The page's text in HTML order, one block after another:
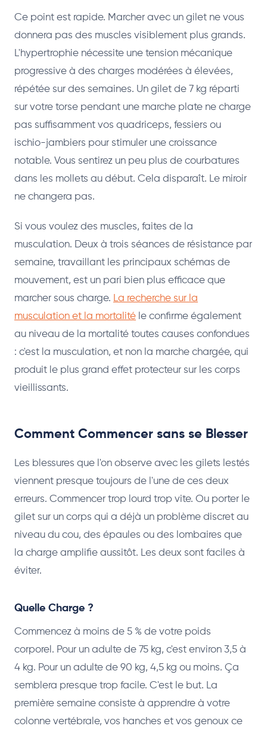
Ce point est rapide. Marcher avec un gilet ne vous
donnera pas des muscles visiblement plus grands.
L'hypertrophie nécessite une tension mécanique
progressive à des charges modérées à élevées,
répétée sur des semaines. Un gilet de 7 kg réparti
sur votre torse pendant une marche plate ne charge
pas suffisamment vos quadriceps, fessiers ou
ischio-jambiers pour stimuler une croissance
notable. Vous sentirez un peu plus de courbatures
dans les mollets au début. Cela disparaît. Le miroir
ne changera pas.
Si vous voulez des muscles, faites de la
musculation. Deux à trois séances de résistance par
semaine, travaillant les principaux schémas de
mouvement, est un pari bien plus efficace que
marcher sous charge. La recherche sur la
musculation et la mortalité le confirme également
au niveau de la mortalité toutes causes confondues
: c'est la musculation, et non la marche chargée, qui
produit le plus grand effet protecteur sur les corps
vieillissants.
Comment Commencer sans se Blesser
Les blessures que l'on observe avec les gilets lestés
viennent presque toujours de l'une de ces deux
erreurs. Commencer trop lourd trop vite. Ou porter le
gilet sur un corps qui a déjà un problème discret au
niveau du cou, des épaules ou des lombaires que
la charge amplifie aussitôt. Les deux sont faciles à
éviter.
Quelle Charge ?
Commencez à moins de 5 % de votre poids
corporel. Pour un adulte de 75 kg, c'est environ 3,5 à
4 kg. Pour un adulte de 90 kg, 4,5 kg ou moins. Ça
semblera presque trop facile. C'est le but. La
première semaine consiste à apprendre à votre
colonne vertébrale, vos hanches et vos genoux ce